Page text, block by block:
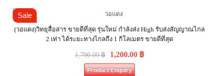
Sale
(วอแดง)วิทยุสื่อสาร ขายดีที่สุด รุ่นใหม่ กำลังส่ง High รับส่งสัญญาณไกล
2 เท่า ได้ระยะทางไกลถึง 1 กิโลเมตร ขายดีที่สุด
1,790.00฿ 1,200.00 ฿
Product Enquiry